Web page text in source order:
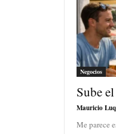
Negocios
Sube
Mauricio
Me parece